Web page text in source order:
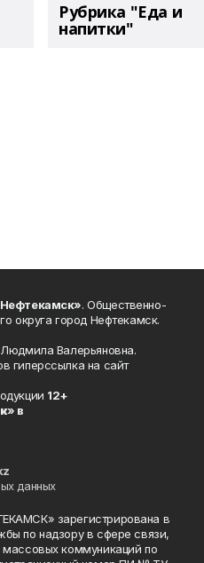
Рубрика "Еда и
напитки"
. Общественно-
округа город Нефтекамск.
Валерьяновна.
гиперссылка на сайт
12+
» в
данных
зарегистрирована в
по надзору в сфере связи,
массовых коммуникаций по